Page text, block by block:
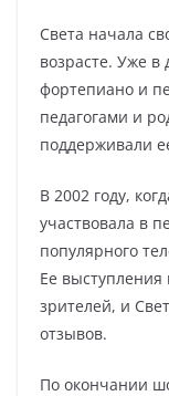
Света начала
возрасте. Уже в
фортепиано и
педагогами и
поддерживали
В 2002 году,
участвовала в
популярного
Ее
зрителей, и
отзывов.
По окончании